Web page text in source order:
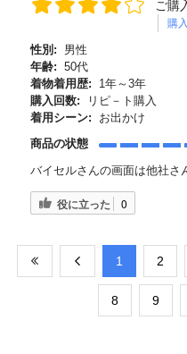
ご購
購
性別:
男性
年齢: 50代
着物着用歴:
1年～3年
購入回数:
リピ－ト購入
着用シーン:
お出かけ
商品の状態
バイセルさんの画面は他社さ
役に立った 0
​1 ​2
​8 ​9